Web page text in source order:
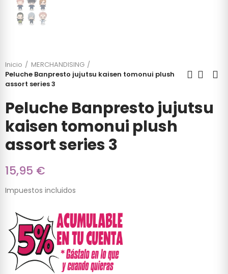
Inicio
MERCHANDISING
Peluche Banpresto jujutsu kaisen tomonui plush
assort series 3
Peluche Banpresto jujutsu
kaisen tomonui plush
assort series 3
15,95 €
Impuestos incluidos